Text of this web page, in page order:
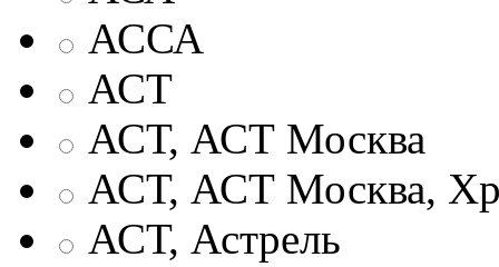
АССА
АСТ
АСТ, АСТ Москва
АСТ, АСТ Москва,
АСТ, Астрель